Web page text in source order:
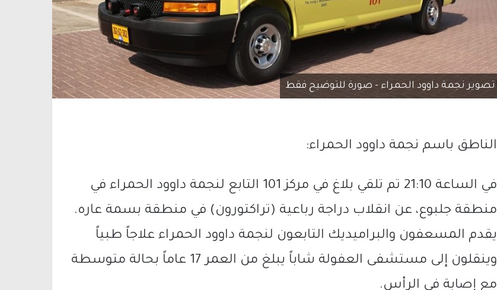
تصوير نجمة داوود الحمراء - صورة للتوضيح فقط
الناطق باسم نجمة داوود الحمراء:
في الساعة 21:10 تم تلقي بلاغ في مركز 101 التابع لنجمة داوود الحمراء في
منطقة جلبوع، عن انقلاب دراجة رباعية (تراكتورون) في منطقة بسمة عاره.
يقدم المسعفون والبراميديك التابعون لنجمة داوود الحمراء علاجاً طبياً
وينقلون إلى مستشفى العفولة شاباً يبلغ من العمر 17 عاماً بحالة متوسطة
مع إصابة في الرأس.